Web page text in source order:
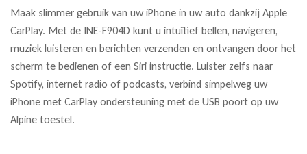
Maak slimmer gebruik van uw iPhone in uw auto dankzij Apple
CarPlay. Met de INE-F904D kunt u intuïtief bellen, navigeren,
muziek luisteren en berichten verzenden en ontvangen door het
scherm te bedienen of een Siri instructie. Luister zelfs naar
Spotify, internet radio of podcasts, verbind simpelweg uw
iPhone met CarPlay ondersteuning met de USB poort op uw
Alpine toestel.